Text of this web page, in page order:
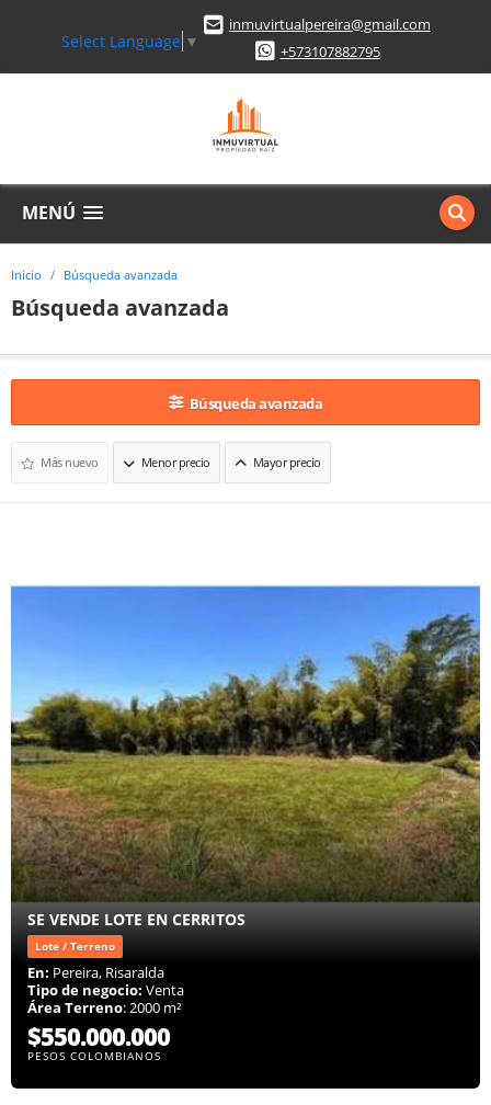
Select Language ▼
inmuvirtualpereira@gmail.com
+573107882795
MENÚ
Inicio Búsqueda avanzada
Búsqueda avanzada
Búsqueda avanzada
Más nuevo Menor precio Mayor precio
SE VENDE LOTE EN CERRITOS
Lote / Terreno
En: Pereira, Risaralda
Tipo de negocio: Venta
Área Terreno: 2000 m²
$550.000.000
PESOS COLOMBIANOS